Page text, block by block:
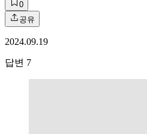
0
공유
2024.09.19
답변 7